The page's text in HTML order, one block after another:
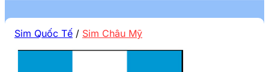
Sim Quốc Tế / Sim Châu Mỹ